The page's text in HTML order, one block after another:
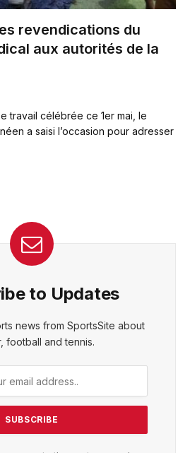
revendications du
aux autorités de la
travail célébrée ce 1er mai, le
a saisi l’occasion pour adresser
to Updates
news from SportsSite about
football and tennis.